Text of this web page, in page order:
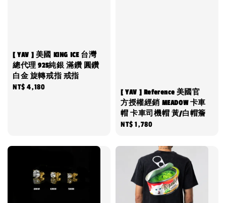
[ YAV ] 美國 KING ICE 台灣
總代理 925純銀 滿鑽 圓鑽
白金 旋轉戒指 戒指
Regular
NT$ 4,180
[ YAV ] Reference 美國官
方授權經銷 MEADOW 卡車
帽 卡車司機帽 黃/白帽簷
Regular
NT$ 1,780